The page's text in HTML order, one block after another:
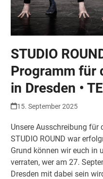
STUDIO
Programm für
in Dresden •
15. September 2025
Unsere Ausschreibung für
STUDIO ROUND war
Grund können wir euch in
verraten, wer am 27.
Dresden mit dabei sein